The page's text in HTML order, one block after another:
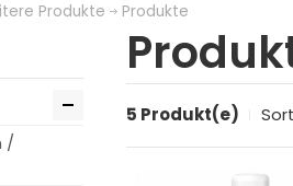
Produkte Produkte
5 Produkt(e)
/